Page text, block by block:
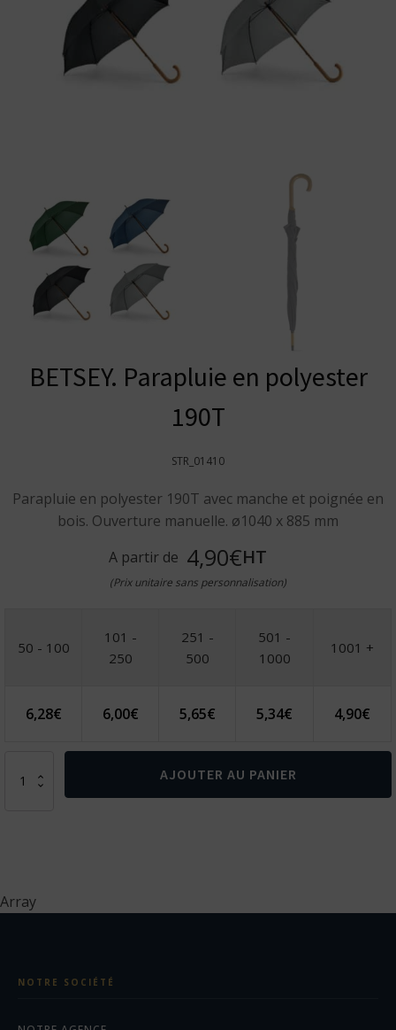
BETSEY. Parapluie en polyester
190T
STR_01410
Parapluie en polyester 190T avec manche et poignée en
bois. Ouverture manuelle. ø1040 x 885 mm
A partir de 4,90€HT
(Prix unitaire sans personnalisation)
50 - 100
101 -
250
251 -
500
501 -
1000
1001 +
6,28€ 6,00€ 5,65€ 5,34€ 4,90€
AJOUTER AU PANIER
Array
NOTRE SOCIÉTÉ